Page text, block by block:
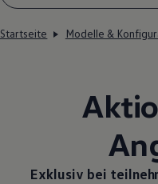
Startseite Modelle &
Exklusiv bei